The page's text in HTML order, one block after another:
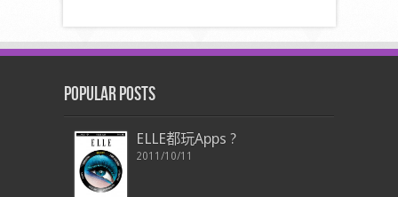
Popular Posts
ELLE都玩Apps ?
2011/10/11